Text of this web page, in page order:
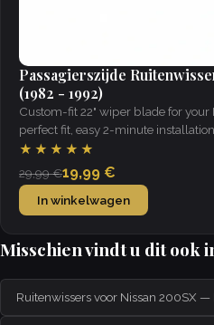
Passagierszijde
(1982 - 1992)
Custom-fit 22" wiper blade for your
perfect fit, easy 2-minute
weather.
★★★★★
29,99 €19,99 €
In winkelwagen
Misschien vindt u dit ook
Ruitenwissers voor Nissan 200SX